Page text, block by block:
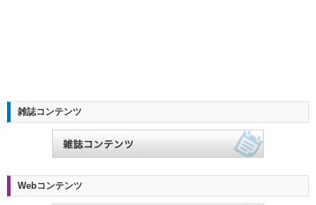
雑誌コンテンツ
Webコンテンツ